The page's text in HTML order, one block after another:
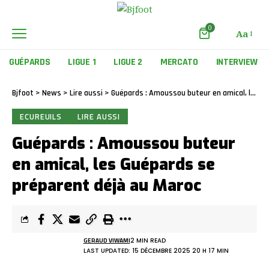
0 Aa
GUÉPARDS LIGUE 1 LIGUE 2 MERCATO INTERVIEW
Bjfoot > News > Lire aussi > Guépards : Amoussou buteur en amical, les Guépards se préparent déjà au Maroc
ECUREUILS LIRE AUSSI
Guépards : Amoussou buteur
en amical, les Guépards se
préparent déjà au Maroc
LAST UPDATED: 15 DÉCEMBRE 2025 20 H 17 MIN
GERAUD VIWAMI2 MIN READ